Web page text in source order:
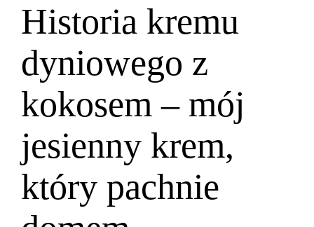
Historia kremu
dyniowego z
kokosem – mój
jesienny krem,
który pachnie